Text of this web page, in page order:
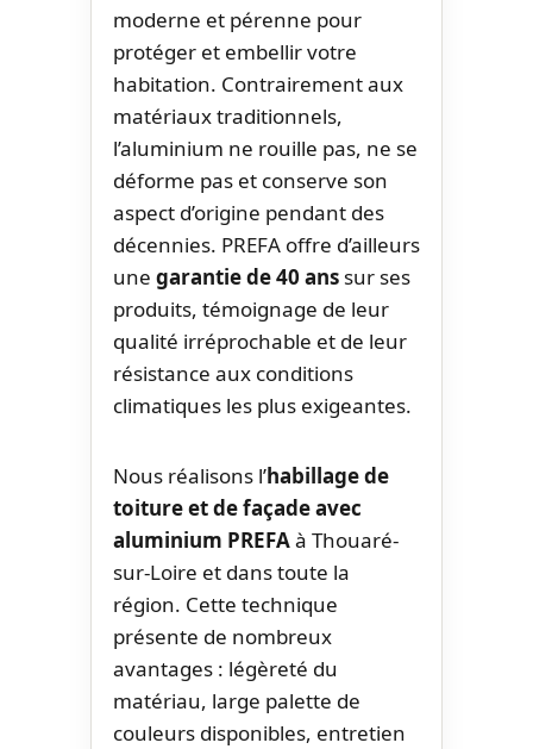
moderne et pérenne pour
protéger et embellir votre
habitation. Contrairement aux
matériaux traditionnels,
l’aluminium ne rouille pas, ne se
déforme pas et conserve son
aspect d’origine pendant des
décennies. PREFA offre d’ailleurs
une garantie de 40 ans sur ses
produits, témoignage de leur
qualité irréprochable et de leur
résistance aux conditions
climatiques les plus exigeantes.
Nous réalisons l’habillage de
toiture et de façade avec
aluminium PREFAà Thouaré-
sur-Loire et dans toute la
région. Cette technique
présente de nombreux
avantages : légèreté du
matériau, large palette de
couleurs disponibles, entretien